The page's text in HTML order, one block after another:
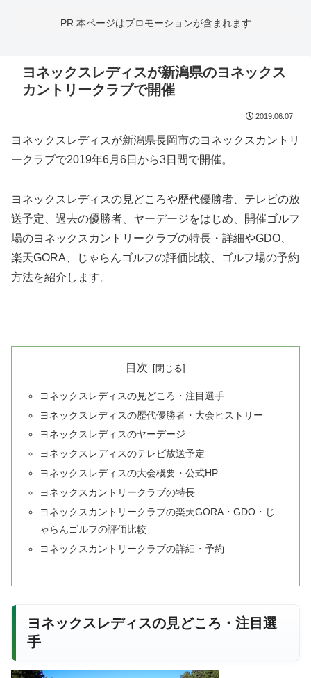
PR:本ページはプロモーションが含まれます
ヨネックスレディスが新潟県のヨネックス
カントリークラブで開催
2019.06.07
ヨネックスレディスが新潟県長岡市のヨネックスカントリ
ークラブで2019年6月6日から3日間で開催。
ヨネックスレディスの見どころや歴代優勝者、テレビの放
送予定、過去の優勝者、ヤーデージをはじめ、開催ゴルフ
場のヨネックスカントリークラブの特長・詳細やGDO、
楽天GORA、じゃらんゴルフの評価比較、ゴルフ場の予約
方法を紹介します。
目次
ヨネックスレディスの見どころ・注目選手
ヨネックスレディスの歴代優勝者・大会ヒストリー
ヨネックスレディスのヤーデージ
ヨネックスレディスのテレビ放送予定
ヨネックスレディスの大会概要・公式HP
ヨネックスカントリークラブの特長
ヨネックスカントリークラブの楽天GORA・GDO・じ
ゃらんゴルフの評価比較
ヨネックスカントリークラブの詳細・予約
ヨネックスレディスの見どころ・注目選
手